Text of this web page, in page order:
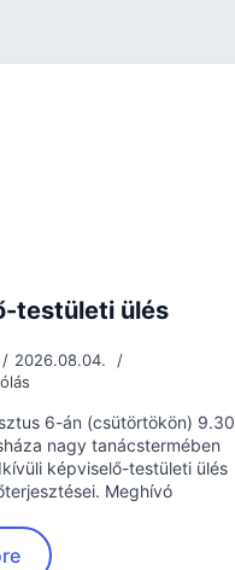
testületi ülés
2026.08.04.
6-án (csütörtökön) 9.30
nagy tanácstermében
képviselő-testületi ülés
Meghívó